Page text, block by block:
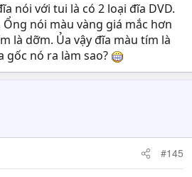
nói với tui là có 2 loại đĩa DVD.
nói màu vàng giá mắc hơn
là dỡm. Ủa vậy đĩa màu tím là
gốc nó ra làm sao?
#145